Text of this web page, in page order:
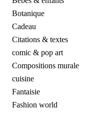
Botanique
Cadeau
Citations & textes
comic & pop art
Compositions murale
cuisine
Fantaisie
Fashion world